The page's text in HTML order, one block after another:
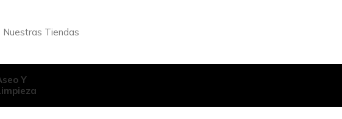
Nuestras Tiendas
Y